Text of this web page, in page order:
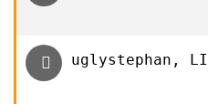
uglystephan,